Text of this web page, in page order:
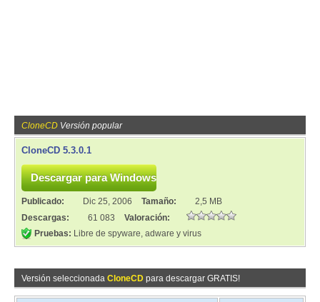
CloneCD Versión popular
CloneCD 5.3.0.1
Publicado: Dic 25, 2006 Tamaño:
2,5 MB
Descargas:
61 083
Valoración:
Pruebas: Libre de spyware, adware y virus
Versión seleccionada CloneCD para descargar GRATIS!